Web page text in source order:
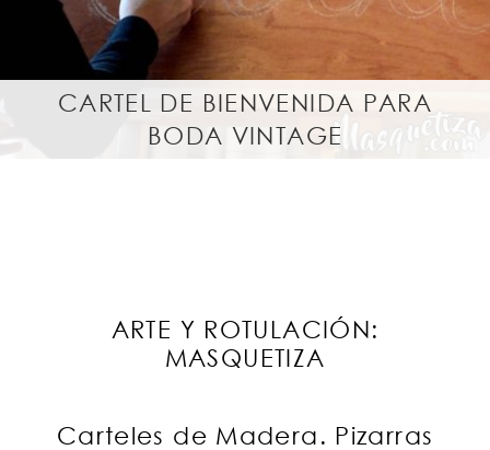
r
a
CARTEL DE BIENVENIDA PARA
BODA VINTAGE
ARTE Y ROTULACIÓN:
MASQUETIZA
Carteles de Madera. Pizarras